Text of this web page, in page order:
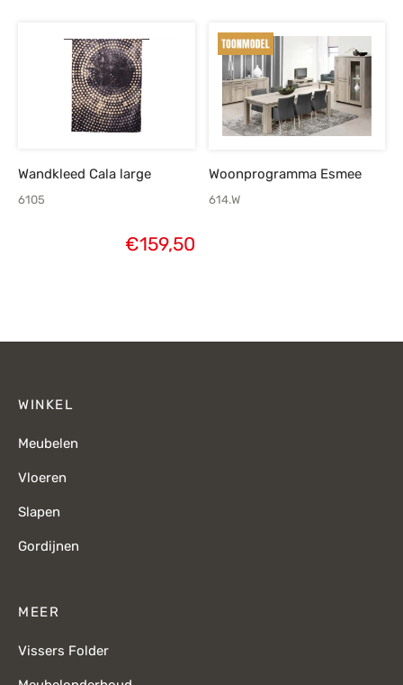
Wandkleed Cala large
6105
€159,50
Woonprogramma Esmee
614.W
WINKEL
Meubelen
Vloeren
Slapen
Gordijnen
MEER
Vissers Folder